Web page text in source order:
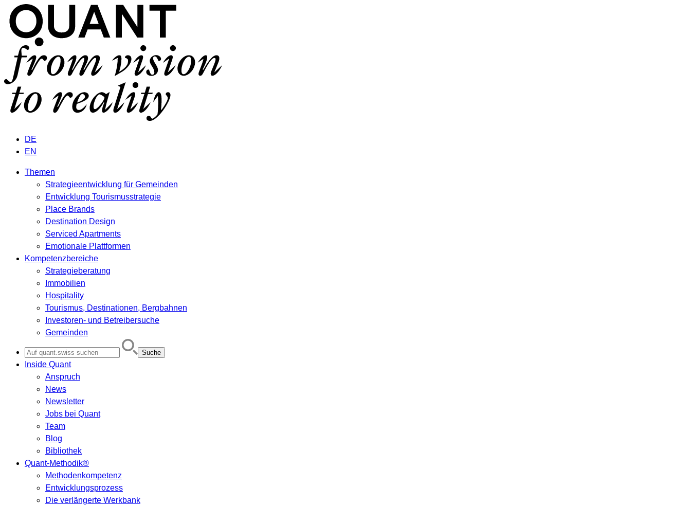
DE
EN
Themen
Strategieentwicklung für Gemeinden
Entwicklung Tourismusstrategie
Place Brands
Destination Design
Serviced Apartments
Emotionale Plattformen
Kompetenzbereiche
Strategieberatung
Immobilien
Hospitality
Tourismus, Destinationen, Bergbahnen
Investoren- und Betreibersuche
Gemeinden
for:
Inside Quant
Anspruch
News
Newsletter
Jobs bei Quant
Team
Blog
Bibliothek
Quant-Methodik®
Methodenkompetenz
Entwicklungsprozess
Die verlängerte Werkbank